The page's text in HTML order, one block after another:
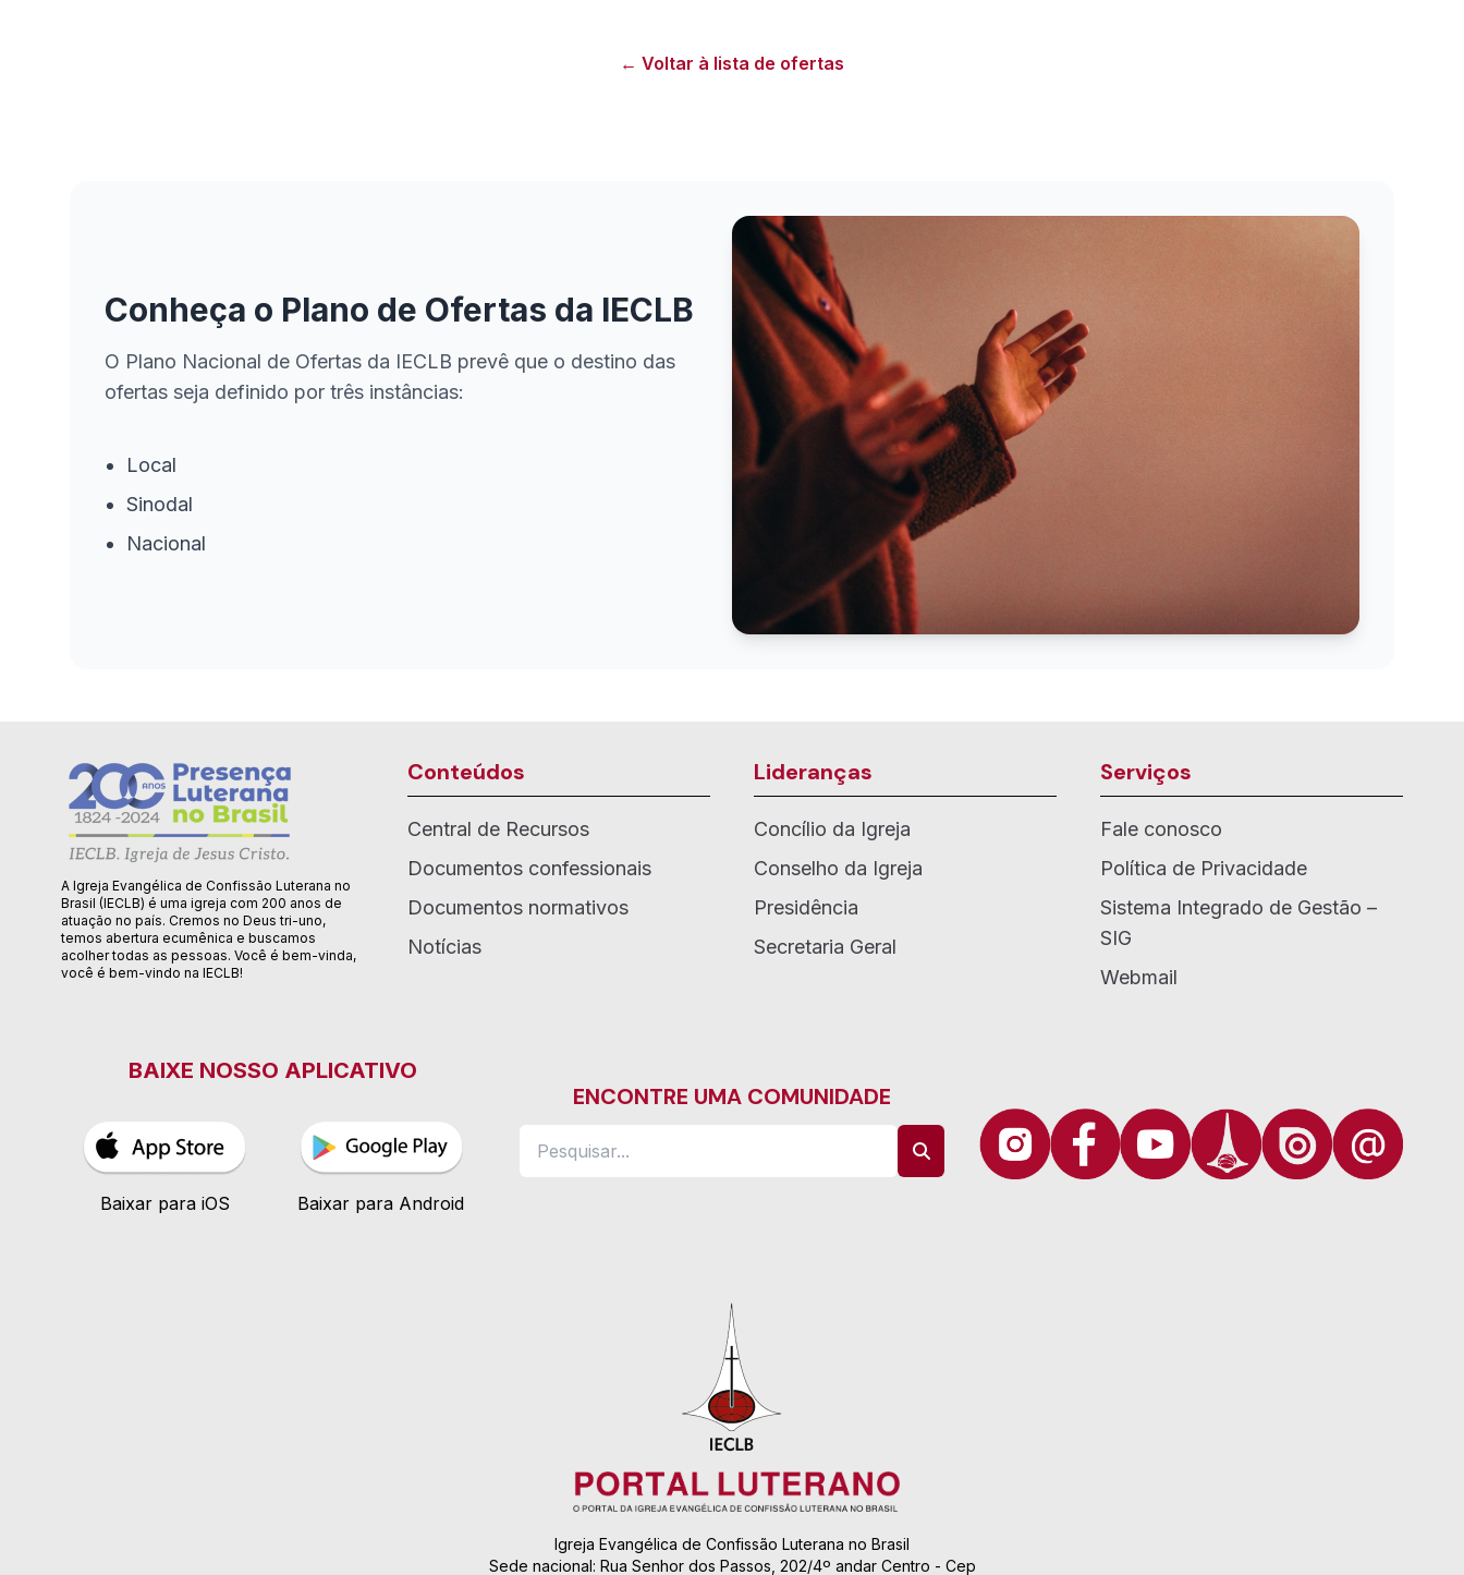
← Voltar à lista de ofertas
Conheça o Plano de Ofertas da IECLB
O Plano Nacional de Ofertas da IECLB prevê que o destino das
ofertas seja definido por três instâncias:
Local
Sinodal
Nacional
A Igreja Evangélica de Confissão Luterana no
Brasil (IECLB) é uma igreja com 200 anos de
atuação no país. Cremos no Deus tri-uno,
temos abertura ecumênica e buscamos
acolher todas as pessoas. Você é bem-vinda,
você é bem-vindo na IECLB!
Conteúdos
Central de Recursos
Documentos confessionais
Documentos normativos
Notícias
Lideranças
Concílio da Igreja
Conselho da Igreja
Presidência
Secretaria Geral
Serviços
Fale conosco
Política de Privacidade
Sistema Integrado de Gestão –
SIG
Webmail
BAIXE NOSSO APLICATIVO
Baixar para iOS Baixar para Android
ENCONTRE UMA COMUNIDADE
Igreja Evangélica de Confissão Luterana no Brasil
Sede nacional: Rua Senhor dos Passos, 202/4º andar Centro - Cep